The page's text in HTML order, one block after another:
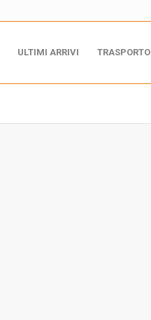
ULTIMI ARRIVI TRASPORTO